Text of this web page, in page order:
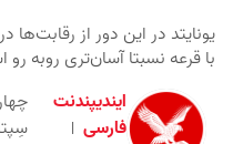
یونایتد در این دور از
با قرعه نسبتا آسان‌تری روبه
ایندیپندنت
فارسی
سِپتامبر